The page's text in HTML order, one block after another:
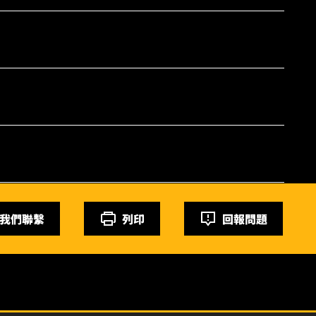
們聯繫 列印 回報問題